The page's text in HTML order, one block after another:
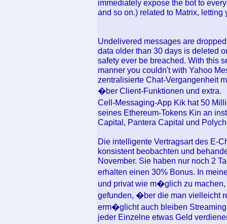
immediately expose the bot to
and so on.) related to Matrix,
Undelivered messages are
data older than 30 days is deleted
safety ever be breached. With this
manner you couldn't with Yahoo
zentralisierte Chat-Vergangenheit
�ber Client-Funktionen und extra.
Cell-Messaging-App Kik hat 50
seines Ethereum-Tokens Kin an
Capital, Pantera Capital und
Die intelligente Vertragsart des E-
konsistent beobachten und
November. Sie haben nur noch 2
erhalten einen 30% Bonus. In
und privat wie m�glich zu
gefunden, �ber die man vielleicht
erm�glicht auch bleiben
jeder Einzelne etwas Geld